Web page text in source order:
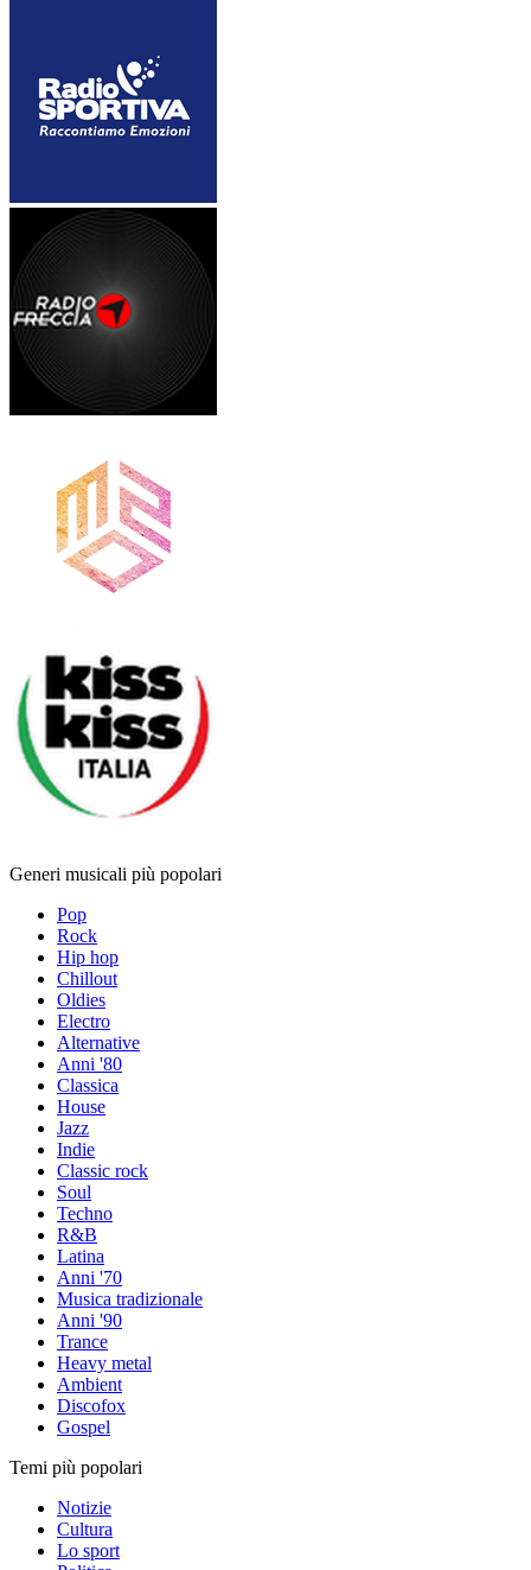
Generi musicali più popolari
Pop
Rock
Hip hop
Chillout
Oldies
Electro
Alternative
Anni '80
Classica
House
Jazz
Indie
Classic rock
Soul
Techno
R&B
Latina
Anni '70
Musica tradizionale
Anni '90
Trance
Heavy metal
Ambient
Discofox
Gospel
Temi più popolari
Notizie
Cultura
Lo sport